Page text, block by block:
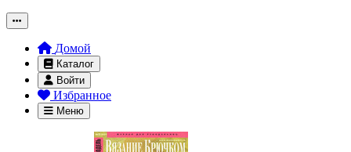
Домой
Каталог
Войти
Избранное
Меню